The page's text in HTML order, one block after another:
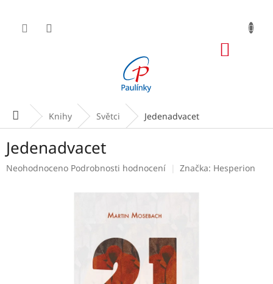
obsah
Domů Knihy Světci Jedenadvacet
Jedenadvacet
Průměrné
Neohodnoceno Podrobnosti hodnocení Značka: Hesperion